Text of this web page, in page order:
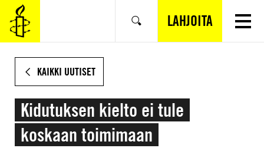
SIIRRY
VARSINAISEEN
SISÄLTÖÖN
Hae LAHJOITA
KAIKKI UUTISET
Kidutuksen kielto ei tule
koskaan toimimaan